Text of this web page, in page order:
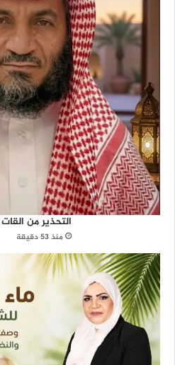
التحذير من
منذ 53 دقيقة